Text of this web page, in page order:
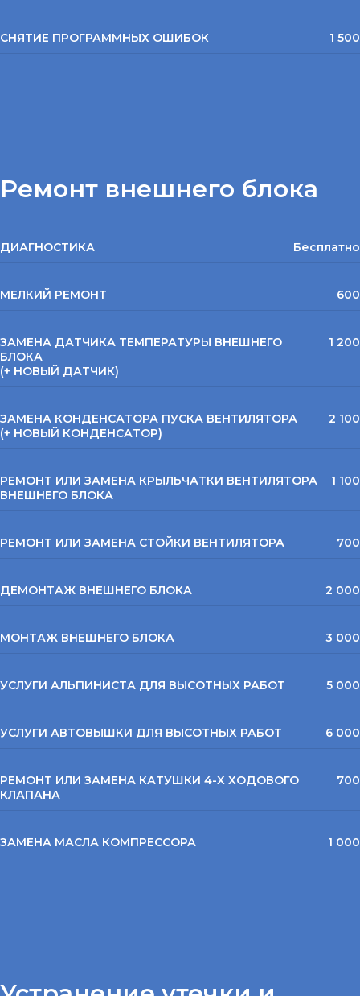
СНЯТИЕ ПРОГРАММНЫХ ОШИБОК 1 500
Ремонт внешнего блока
ДИАГНОСТИКА Бесплатно
МЕЛКИЙ РЕМОНТ 600
ЗАМЕНА ДАТЧИКА ТЕМПЕРАТУРЫ ВНЕШНЕГО
БЛОКА
(+ НОВЫЙ ДАТЧИК)
1 200
ЗАМЕНА КОНДЕНСАТОРА ПУСКА ВЕНТИЛЯТОРА
(+ НОВЫЙ КОНДЕНСАТОР)
2 100
РЕМОНТ ИЛИ ЗАМЕНА КРЫЛЬЧАТКИ ВЕНТИЛЯТОРА
ВНЕШНЕГО БЛОКА
1 100
РЕМОНТ ИЛИ ЗАМЕНА СТОЙКИ ВЕНТИЛЯТОРА 700
ДЕМОНТАЖ ВНЕШНЕГО БЛОКА 2 000
МОНТАЖ ВНЕШНЕГО БЛОКА 3 000
УСЛУГИ АЛЬПИНИСТА ДЛЯ ВЫСОТНЫХ РАБОТ 5 000
УСЛУГИ АВТОВЫШКИ ДЛЯ ВЫСОТНЫХ РАБОТ 6 000
РЕМОНТ ИЛИ ЗАМЕНА КАТУШКИ 4-Х ХОДОВОГО
КЛАПАНА
700
ЗАМЕНА МАСЛА КОМПРЕССОРА 1 000